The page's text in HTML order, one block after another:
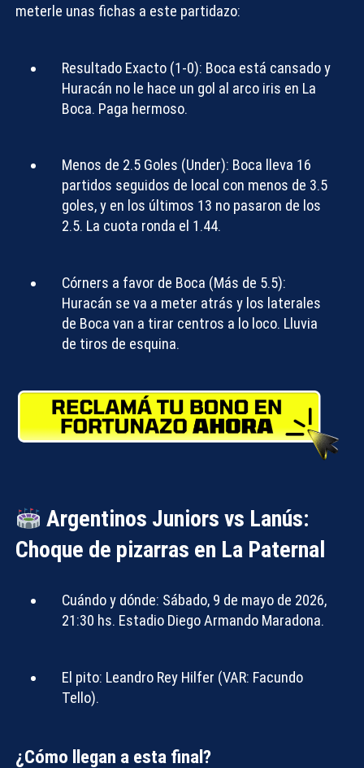
meterle unas fichas a este partidazo:
Resultado Exacto (1-0): Boca está cansado y
Huracán no le hace un gol al arco iris en La
Boca. Paga hermoso.
Menos de 2.5 Goles (Under): Boca lleva 16
partidos seguidos de local con menos de 3.5
goles, y en los últimos 13 no pasaron de los
2.5. La cuota ronda el 1.44.
Córners a favor de Boca (Más de 5.5):
Huracán se va a meter atrás y los laterales
de Boca van a tirar centros a lo loco. Lluvia
de tiros de esquina.
Argentinos Juniors vs Lanús:
Choque de pizarras en La Paternal
Cuándo y dónde: Sábado, 9 de mayo de 2026,
21:30 hs. Estadio Diego Armando Maradona.
El pito: Leandro Rey Hilfer (VAR: Facundo
Tello).
¿Cómo llegan a esta final?